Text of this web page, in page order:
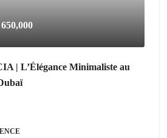
| L’Élégance Minimaliste au